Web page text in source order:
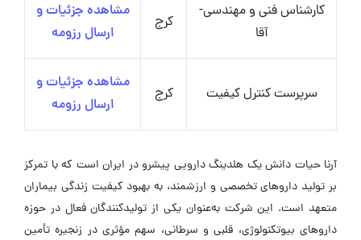
کارشناس فنی و مهندسی-
آقا
کرج
مشاهده جزئیات و
ارسال رزومه
سرپرست کنترل کیفیت کرج
مشاهده جزئیات و
ارسال رزومه
آرنا حیات دانش یک هلدینگ دارویی پیشرو در ایران است که با تمرکز
بر تولید داروهای تخصصی و ارزشمند، به بهبود کیفیت زندگی بیماران
متعهد است. این شرکت به‌عنوان یکی از تولیدکنندگان فعال در حوزه
داروهای بیوتکنولوژی، قلبی و سرطانی، سهم مؤثری در زنجیره تأمین